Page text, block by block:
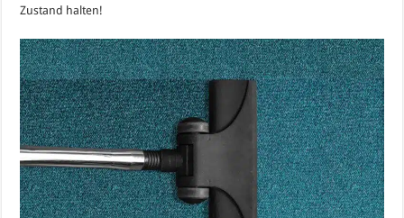
Zustand halten!